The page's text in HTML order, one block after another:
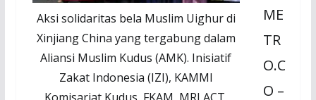
Aksi solidaritas bela Muslim Uighur di
Xinjiang China yang tergabung dalam
Aliansi Muslim Kudus (AMK). Inisiatif
Zakat Indonesia (IZI), KAMMI
ME
TR
O.C
O –